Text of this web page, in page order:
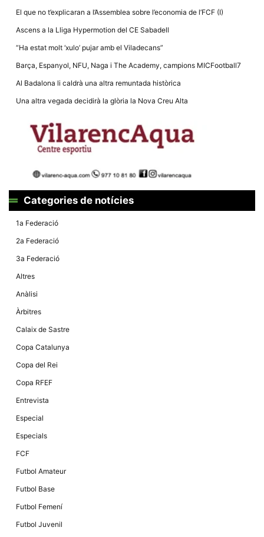
El que no t’explicaran a l’Assemblea sobre l’economia de l’FCF (I)
Ascens a la Lliga Hypermotion del CE Sabadell
“Ha estat molt ‘xulo’ pujar amb el Viladecans”
Barça, Espanyol, NFU, Naga i The Academy, campions MICFootball7
Al Badalona li caldrà una altra remuntada històrica
Una altra vegada decidirà la glòria la Nova Creu Alta
Categories de notícies
1a Federació
2a Federació
3a Federació
Altres
Anàlisi
Àrbitres
Calaix de Sastre
Copa Catalunya
Copa del Rei
Copa RFEF
Entrevista
Especial
Especials
FCF
Futbol Amateur
Futbol Base
Futbol Femení
Futbol Juvenil
Necessàries
cookies no
opcionals,
són
necessàries
funcionament
dades
estadístiques
de manera